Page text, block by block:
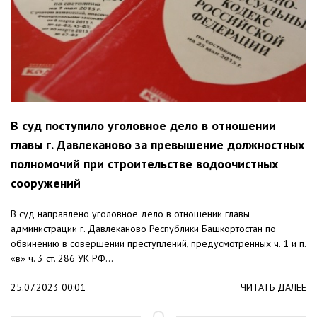
В суд поступило уголовное дело в отношении
главы г. Давлеканово за превышение должностных
полномочий при строительстве водоочистных
сооружений
В суд направлено уголовное дело в отношении главы
администрации г. Давлеканово Республики Башкортостан по
обвинению в совершении преступлений, предусмотренных ч. 1 и п.
«в» ч. 3 ст. 286 УК РФ...
25.07.2023 00:01 ЧИТАТЬ ДАЛЕЕ